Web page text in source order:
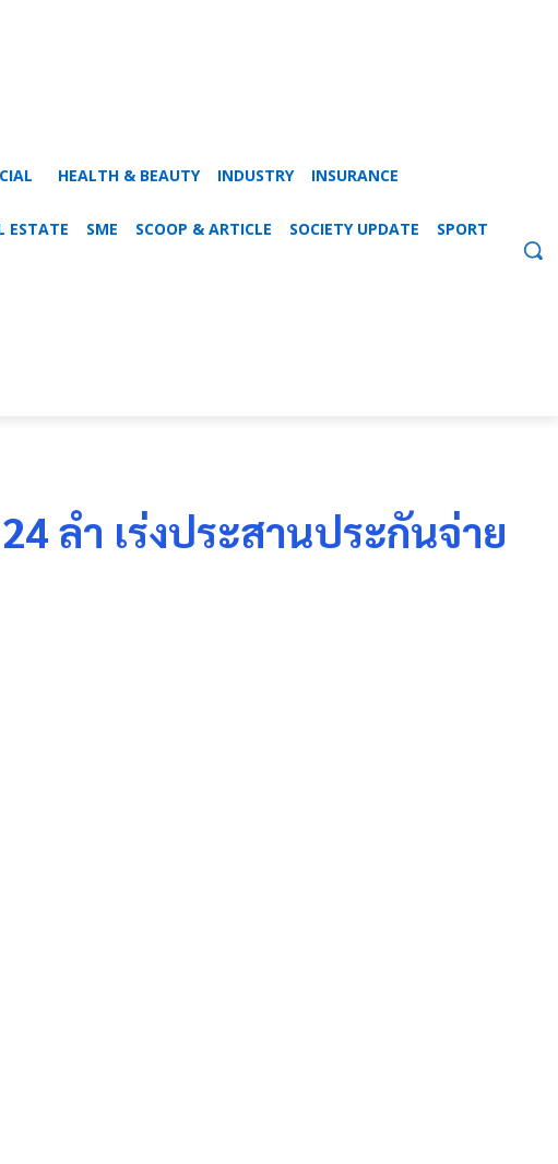
HEALTH & BEAUTY INDUSTRY INSURANCE
ESTATE SME SCOOP & ARTICLE SOCIETY UPDATE SPORT
ลำ เร่งประสานประกันจ่าย